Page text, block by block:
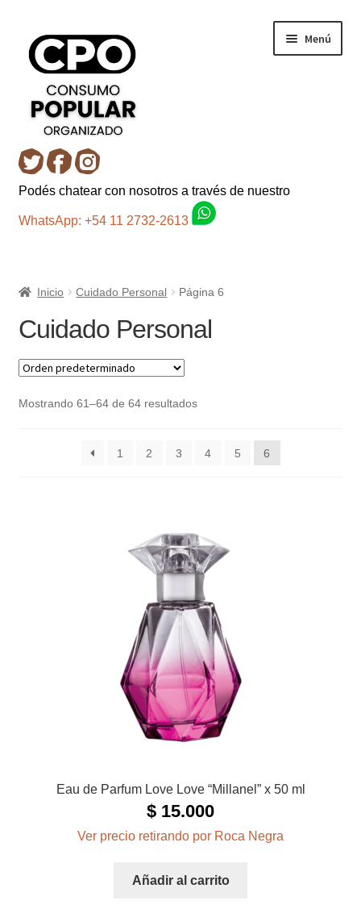
navegación
contenido
Menú
Inicio
Carro
Fondo AC
Mi cuenta
Sugerencias y consultas
Podés chatear con nosotros a través de nuestro
WhatsApp: +54 11 2732-2613
Inicio Cuidado Personal Página 6
Cuidado Personal
Mostrando 61–64 de 64 resultados
1 2 3 4 5 6
Eau de Parfum Love Love “Millanel” x 50 ml
$ 15.000
Ver precio retirando por Roca Negra
Añadir al carrito